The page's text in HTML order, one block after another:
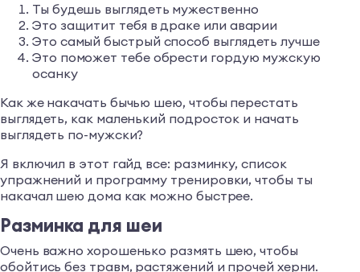
Ты будешь выглядеть мужественно
Это защитит тебя в драке или аварии
Это самый быстрый способ выглядеть лучше
Это поможет тебе обрести гордую мужскую
осанку
Как же накачать бычью шею, чтобы перестать
выглядеть, как маленький подросток и начать
выглядеть по-мужски?
Я включил в этот гайд все: разминку, список
упражнений и программу тренировки, чтобы ты
накачал шею дома как можно быстрее.
Разминка для шеи
Очень важно хорошенько размять шею, чтобы
обойтись без травм, растяжений и прочей херни.